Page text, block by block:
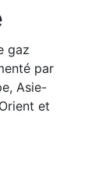
gaz
par
Asie-
et